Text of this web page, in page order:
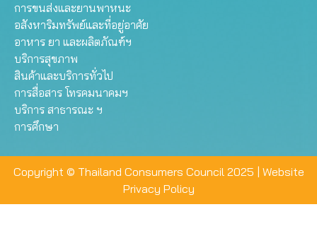
การขนส่งและยานพาหนะ
อสังหาริมทรัพย์และที่อยู่อาศัย
อาหาร ยา และผลิตภัณฑ์ฯ
บริการสุขภาพ
สินค้าและบริการทั่วไป
การสื่อสาร โทรคมนาคมฯ
บริการ สาธารณะ ฯ
การศึกษา
Copyright © Thailand Consumers Council 2025 | Website
Privacy Policy